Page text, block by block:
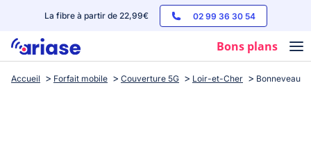
La fibre à partir de 22,99€ 02 99 36 30 54
Bons plans
Box internet
Accueil Forfait mobile Couverture 5G Loir-et-Cher Bonneveau